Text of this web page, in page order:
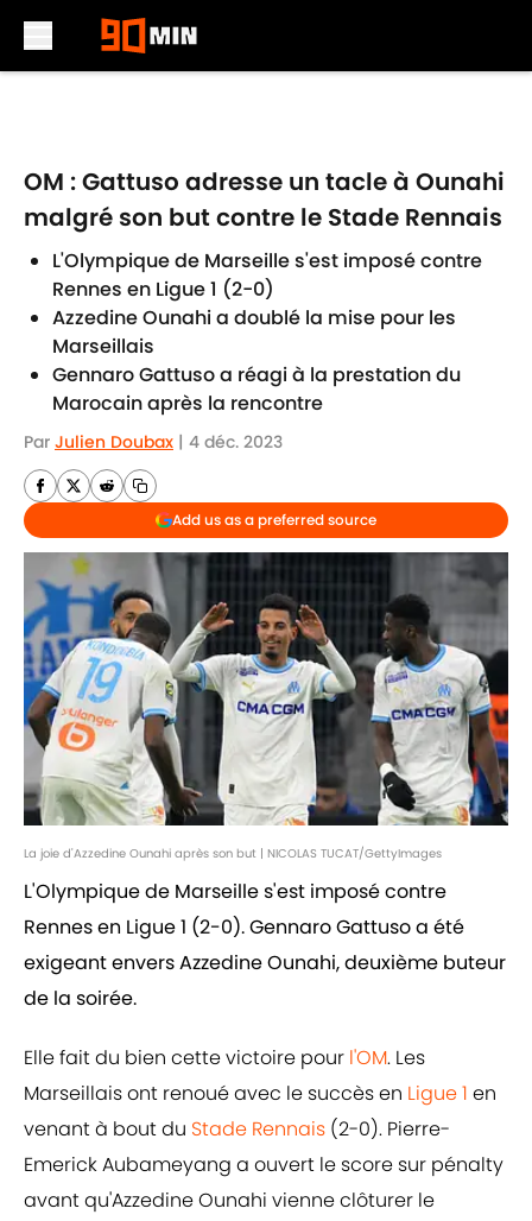
OM : Gattuso adresse un tacle à Ounahi
malgré son but contre le Stade Rennais
L'Olympique de Marseille s'est imposé contre
Rennes en Ligue 1 (2-0)
Azzedine Ounahi a doublé la mise pour les
Marseillais
Gennaro Gattuso a réagi à la prestation du
Marocain après la rencontre
Par Julien Doubax | 4 déc. 2023
Add us as a preferred source
La joie d'Azzedine Ounahi après son but | NICOLAS TUCAT/GettyImages
L'Olympique de Marseille s'est imposé contre
Rennes en Ligue 1 (2-0). Gennaro Gattuso a été
exigeant envers Azzedine Ounahi, deuxième buteur
de la soirée.
Elle fait du bien cette victoire pour l'OM. Les
Marseillais ont renoué avec le succès en Ligue 1 en
venant à bout du Stade Rennais (2-0). Pierre-
Emerick Aubameyang a ouvert le score sur pénalty
avant qu'Azzedine Ounahi vienne clôturer le